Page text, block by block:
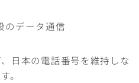
のデータ通信
日本の電話番号を維持しな
。